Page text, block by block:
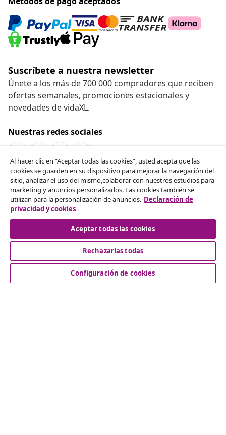
Suscríbete a nuestra newsletter
Únete a los más de 700 000 compradores que reciben
ofertas semanales, promociones estacionales y
novedades de vidaXL.
Nuestras redes sociales
Desistir del contrato
Solicita la cancelación de tu pedido.
Desistir del contrato
Servicio al Cliente
Al hacer clic en “Aceptar todas las cookies”, usted acepta que las
cookies se guarden en su dispositivo para mejorar la navegación del
sitio, analizar el uso del mismo,colaborar con nuestros estudios para
marketing y anuncios personalizados. Las cookies también se
utilizan para la personalización de anuncios. Declaración de
privacidad y cookies
Aceptar todas las cookies
Rechazarlas todas
Configuración de cookies